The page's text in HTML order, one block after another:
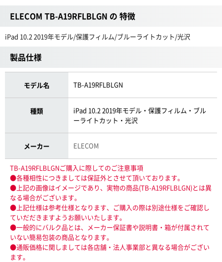
ELECOM TB-A19RFLBLGN の 特徴
iPad 10.2 2019年モデル/保護フィルム/ブルーライトカット/光沢
製品仕様
モデル名 TB-A19RFLBLGN
種類
iPad 10.2 2019年モデル・保護フィルム・ブル
ーライトカット・光沢
メーカー ELECOM
TB-A19RFLBLGNご購入に際してのご注意事項
●各種相性につきましては保証外とさせて頂いております。
●上記の画像はイメージであり、実物の商品(TB-A19RFLBLGN)とは異
なる場合がございます。
●上記仕様は参考仕様となります、ご購入の際は別途仕様をご確認し
ていだだきますようお願いいたします。
●一般的にバルク品とは、メーカー保証書や説明書・箱が付属されて
いない簡易包装の商品となります。
●通販価格に関しましては各店舗・法人事業部と異なる場合がござい
ます。